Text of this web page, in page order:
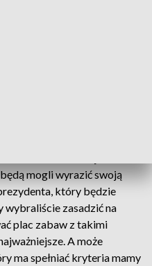
mogli wyrazić swoją
który będzie
wybraliście zasadzić na
plac zabaw z takimi
A może
ma spełniać kryteria mamy